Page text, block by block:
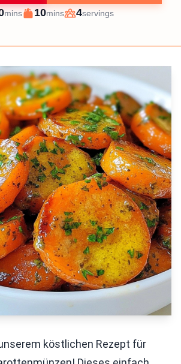
minutes
mins
Cook
10minutes
mins
Servings
4servings
köstlichen Rezept für